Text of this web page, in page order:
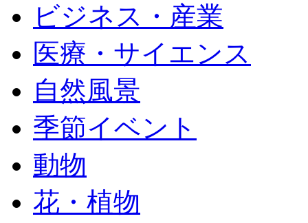
ビジネス・産業
医療・サイエンス
自然風景
季節イベント
動物
花・植物